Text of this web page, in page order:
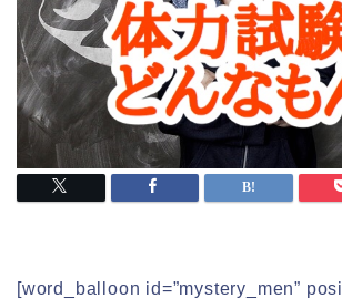
[word_balloon id=”mystery_men”